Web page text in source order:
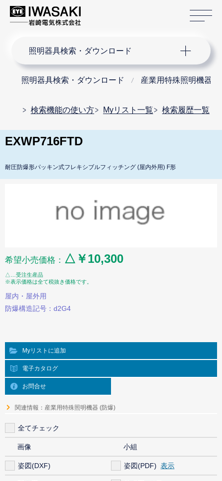
照明器具検索・ダウンロード
照明器具検索・ダウンロード 産業用特殊照明機器
検索機能の使い方 Myリスト一覧 検索履歴一覧
EXWP716FTD
耐圧防爆形パッキン式フレキシブルフィッチング (屋内外用) F形
希望小売価格： △￥10,300
△…受注生産品
※表示価格は全て税抜き価格です。
屋内・屋外用
防爆構造記号：d2G4
Myリストに追加
電子カタログ
お問合せ
関連情報：産業用特殊照明機器 (防爆)
全てチェック
画像 小組
姿図(DXF) 姿図(PDF)